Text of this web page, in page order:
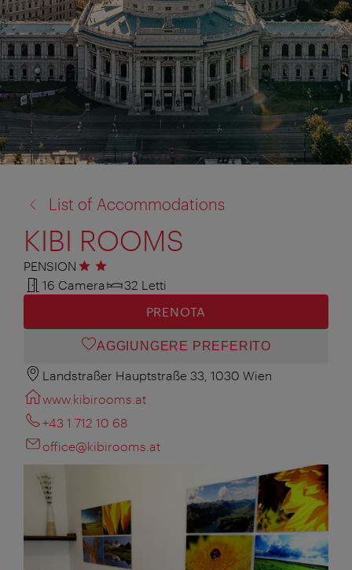
a:
List of Accommodations
KIBI ROOMS
PENSION 2 stelle
16 Camera
32 Letti
PRENOTA
AGGIUNGERE PREFERITO
Landstraßer Hauptstraße 33, 1030 Wien
www.kibirooms.at
+43 1 712 10 68
office@kibirooms.at